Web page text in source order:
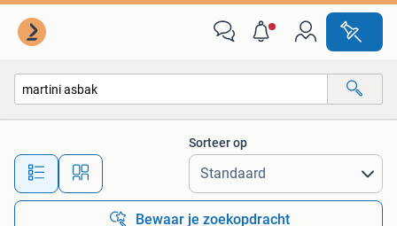
Alle afstanden…
Sorteer op
Bewaar je zoekopdracht